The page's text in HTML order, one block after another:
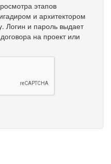
этапов
и архитектором
Логин и пароль выдает
на проект или